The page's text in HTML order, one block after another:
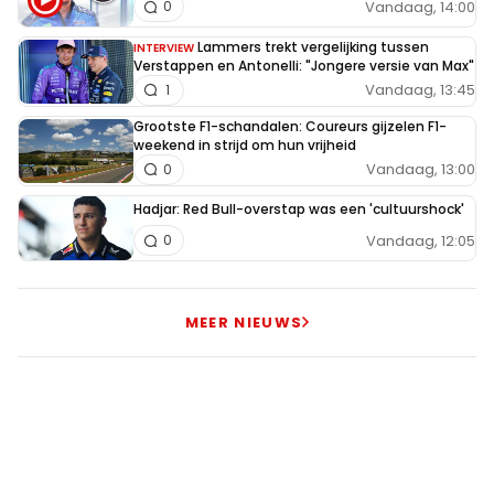
tweeling van Nederland ook trouwens.
simon55
2 januari 2020 15:40
De allerbeste stuurlui zitten eeer even op de plek van de
courreur. Die TombCorjani kan er zelf geen ene zak van , t
is n blaaskaak
2 januari 2020 18:23
2020 zal voor Max het seizoen zijn om te leveren, de tijd
Vandaag, 14:00
0
INTERVIEW Lammers trekt vergelijking tussen
Verstappen en Antonelli: "Jongere versie van Max"
Vandaag, 13:45
1
Grootste F1-schandalen: Coureurs gijzelen F1-
weekend in strijd om hun vrijheid
Vandaag, 13:00
0
Hadjar: Red Bull-overstap was een 'cultuurshock'
Vandaag, 12:05
0
MEER NIEUWS